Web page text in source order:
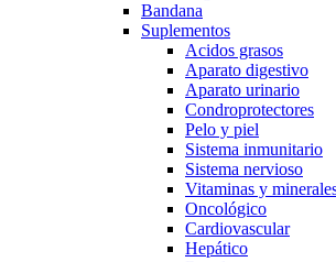
Bandana
Suplementos
Acidos grasos
Aparato digestivo
Aparato urinario
Condroprotectores
Pelo y piel
Sistema inmunitario
Sistema nervioso
Vitaminas y
Oncológico
Cardiovascular
Hepático